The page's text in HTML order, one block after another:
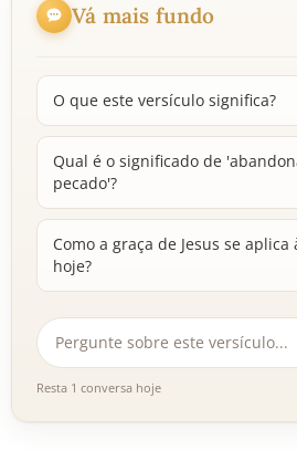
Vá mais fundo
O que este versículo significa?
Qual é o significado de
pecado'?
Como a graça de Jesus se aplica
hoje?
Resta 1 conversa hoje